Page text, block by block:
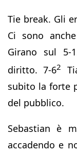
Tie break. Gli
Ci sono
Girano sul 5-
diritto. 7-62
subito la forte
del pubblico.
Sebastian è
accadendo e